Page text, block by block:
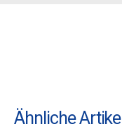
Ähnliche Artikel